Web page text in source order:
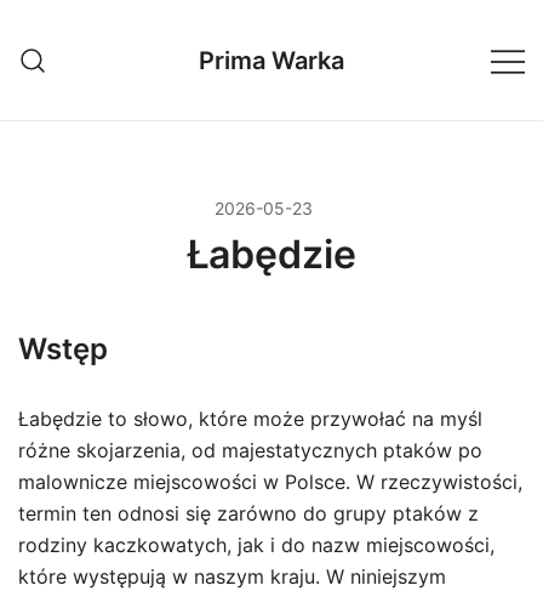
treści
Prima Warka
2026-05-23
Łabędzie
Wstęp
Łabędzie to słowo, które może przywołać na myśl
różne skojarzenia, od majestatycznych ptaków po
malownicze miejscowości w Polsce. W rzeczywistości,
termin ten odnosi się zarówno do grupy ptaków z
rodziny kaczkowatych, jak i do nazw miejscowości,
które występują w naszym kraju. W niniejszym